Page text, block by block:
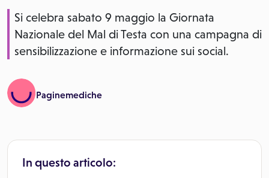
Si celebra sabato 9 maggio la Giornata
Nazionale del Mal di Testa con una campagna di
sensibilizzazione e informazione sui social.
Paginemediche
In questo articolo: